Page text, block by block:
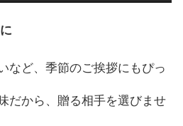
など、季節のご挨拶にもぴっ
だから、贈る相手を選びませ